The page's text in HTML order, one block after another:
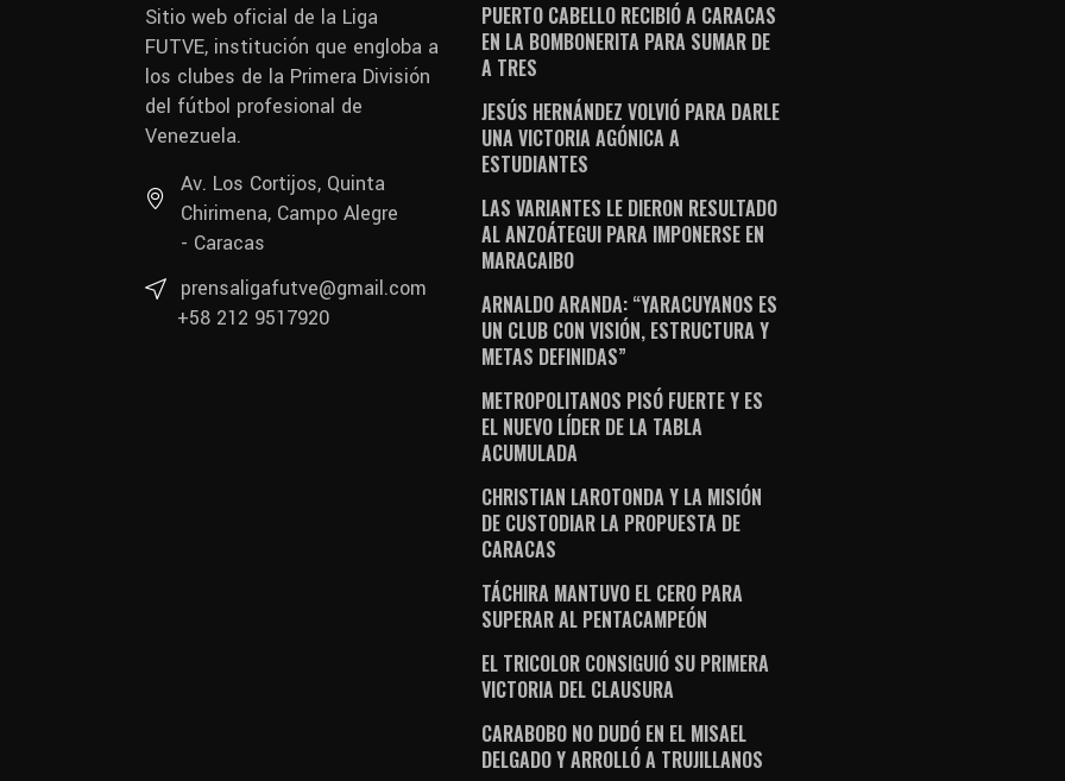
Sitio web oficial de la Liga
FUTVE, institución que engloba a
los clubes de la Primera División
del fútbol profesional de
Venezuela.
Av. Los Cortijos, Quinta
Chirimena, Campo Alegre
- Caracas
prensaligafutve@gmail.com
+58 212 9517920
PUERTO CABELLO RECIBIÓ A CARACAS
EN LA BOMBONERITA PARA SUMAR DE
A TRES
JESÚS HERNÁNDEZ VOLVIÓ PARA DARLE
UNA VICTORIA AGÓNICA A
ESTUDIANTES
LAS VARIANTES LE DIERON RESULTADO
AL ANZOÁTEGUI PARA IMPONERSE EN
MARACAIBO
ARNALDO ARANDA: “YARACUYANOS ES
UN CLUB CON VISIÓN, ESTRUCTURA Y
METAS DEFINIDAS”
METROPOLITANOS PISÓ FUERTE Y ES
EL NUEVO LÍDER DE LA TABLA
ACUMULADA
CHRISTIAN LAROTONDA Y LA MISIÓN
DE CUSTODIAR LA PROPUESTA DE
CARACAS
TÁCHIRA MANTUVO EL CERO PARA
SUPERAR AL PENTACAMPEÓN
EL TRICOLOR CONSIGUIÓ SU PRIMERA
VICTORIA DEL CLAUSURA
CARABOBO NO DUDÓ EN EL MISAEL
DELGADO Y ARROLLÓ A TRUJILLANOS